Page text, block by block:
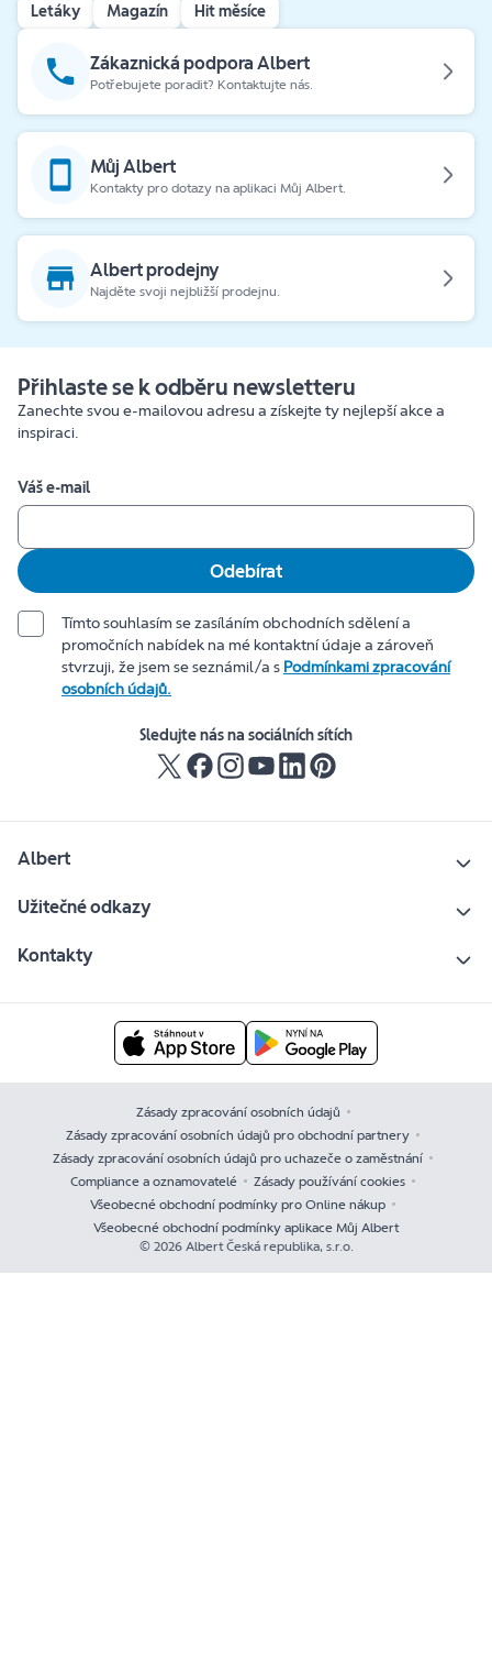
Letáky Magazín Hit měsíce
Zákaznická podpora Albert
Potřebujete poradit? Kontaktujte nás.
Můj Albert
Kontakty pro dotazy na aplikaci Můj Albert.
Albert prodejny
Najděte svoji nejbližší prodejnu.
Přihlaste se k odběru newsletteru
Zanechte svou e-mailovou adresu a získejte ty nejlepší akce a
inspiraci.
Váš e-mail
Odebírat
Tímto souhlasím se zasíláním obchodních sdělení a
promočních nabídek na mé kontaktní údaje a zároveň
stvrzuji, že jsem se seznámil/a s Podmínkami zpracování
osobních údajů.
Sledujte nás na sociálních sítích
Albert
Užitečné odkazy
Kontakty
Zásady zpracování osobních údajů
Zásady zpracování osobních údajů pro obchodní partnery
Zásady zpracování osobních údajů pro uchazeče o zaměstnání
Compliance a oznamovatelé
Zásady používání cookies
Všeobecné obchodní podmínky pro Online nákup
Všeobecné obchodní podmínky aplikace Můj Albert
© 2026 Albert Česká republika, s.r.o.